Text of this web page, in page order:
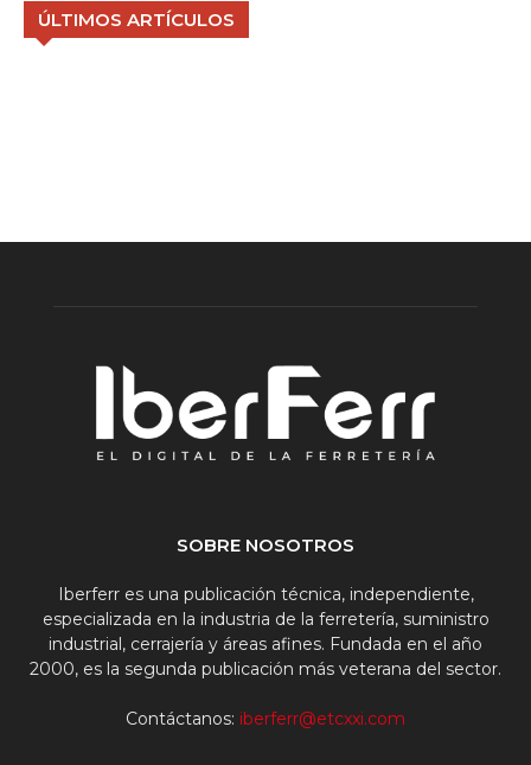
ÚLTIMOS ARTÍCULOS
SOBRE NOSOTROS
Iberferr es una publicación técnica, independiente,
especializada en la industria de la ferretería, suministro
industrial, cerrajería y áreas afines. Fundada en el año
2000, es la segunda publicación más veterana del sector.
Contáctanos: iberferr@etcxxi.com